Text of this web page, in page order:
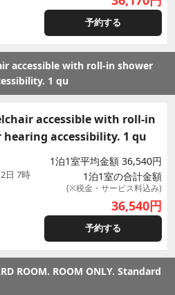
予約する
accessible with roll-in shower
1 qu
accessible with roll-in
accessibility. 1 qu
日 7時
1泊1室平均金額 36,540円
1泊1室の合計金額
(※税金・サービス料込み)
36,540円
予約する
ROOM. ROOM ONLY. Standard